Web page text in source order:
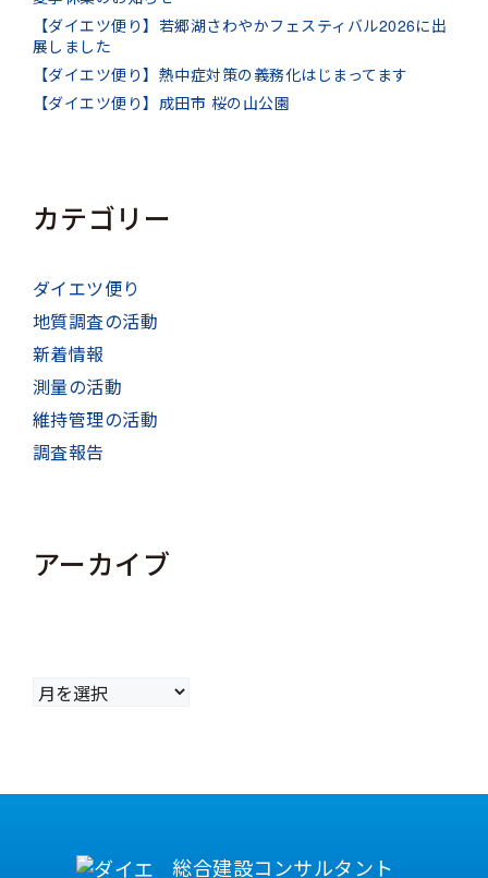
【ダイエツ便り】若郷湖さわやかフェスティバル2026に出
展しました
【ダイエツ便り】熱中症対策の義務化はじまってます
【ダイエツ便り】成田市 桜の山公園
カテゴリー
ダイエツ便り
地質調査の活動
新着情報
測量の活動
維持管理の活動
調査報告
アーカイブ
ア
ー
総合建設コンサルタント